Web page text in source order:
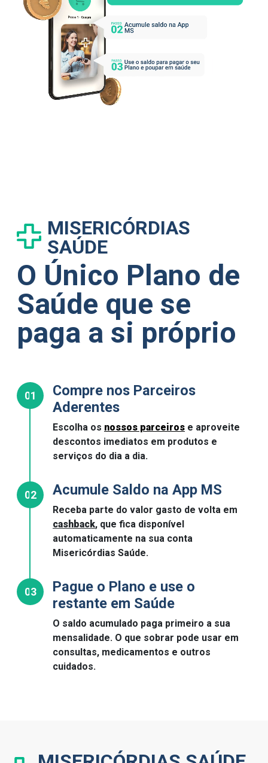
MISERICÓRDIAS
SAÚDE
O Único Plano de
Saúde que se
paga a si próprio
01
Compre nos Parceiros
Aderentes
Escolha os nossos parceiros e aproveite
descontos imediatos em produtos e
serviços do dia a dia.
02 Acumule Saldo na App MS
Receba parte do valor gasto de volta em
cashback, que fica disponível
automaticamente na sua conta
Misericórdias Saúde.
03
Pague o Plano e use o
restante em Saúde
O saldo acumulado paga primeiro a sua
mensalidade. O que sobrar pode usar em
consultas, medicamentos e outros
cuidados.